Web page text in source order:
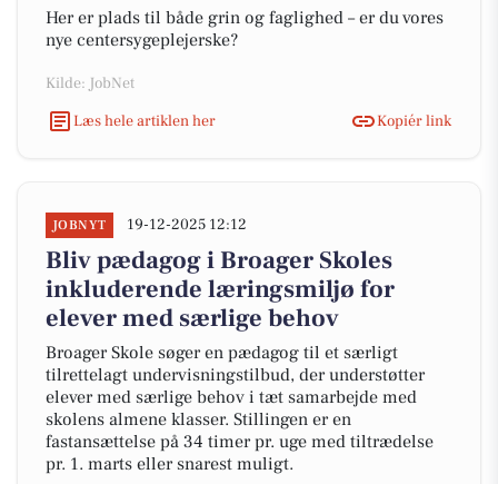
Her er plads til både grin og faglighed – er du vores
nye centersygeplejerske?
Kilde: JobNet
Læs hele artiklen her
Kopiér link
JOBNYT 19-12-2025 12:12
Bliv pædagog i Broager Skoles
inkluderende læringsmiljø for
elever med særlige behov
Broager Skole søger en pædagog til et særligt
tilrettelagt undervisningstilbud, der understøtter
elever med særlige behov i tæt samarbejde med
skolens almene klasser. Stillingen er en
fastansættelse på 34 timer pr. uge med tiltrædelse
pr. 1. marts eller snarest muligt.